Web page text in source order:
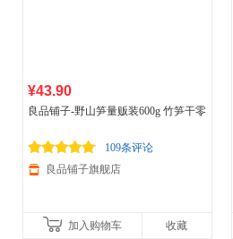
¥43.90
良品铺子-野山笋量贩装600g 竹笋干零
109条评论
良品铺子旗舰店
加入购物车 收藏